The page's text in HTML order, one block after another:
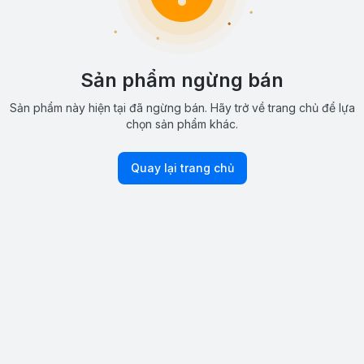
Sản phẩm ngừng bán
Sản phẩm này hiện tại đã ngừng bán. Hãy trở về trang chủ để lựa
chọn sản phẩm khác.
Quay lại trang chủ